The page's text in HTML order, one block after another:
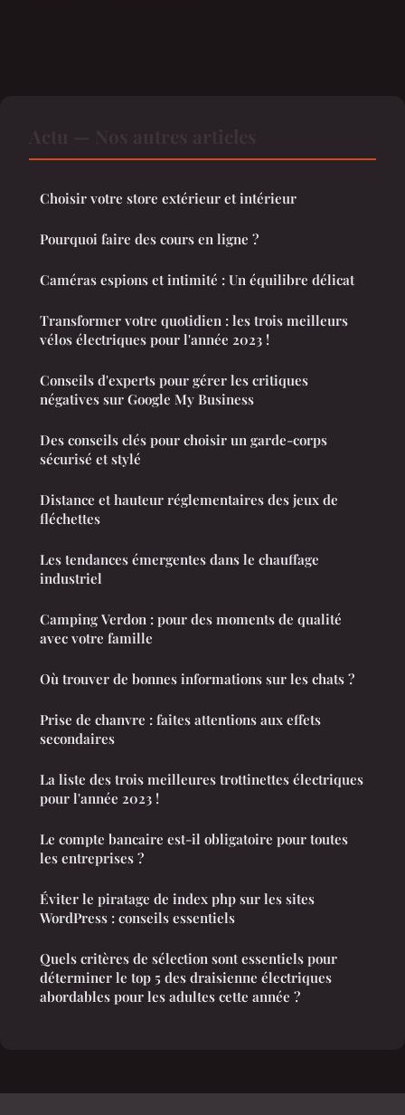
Choisir votre store extérieur et intérieur
Pourquoi faire des cours en ligne ?
Caméras espions et intimité : Un équilibre délicat
Transformer votre quotidien : les trois meilleurs
vélos électriques pour l'année 2023 !
Conseils d'experts pour gérer les critiques
négatives sur Google My Business
Des conseils clés pour choisir un garde-corps
sécurisé et stylé
Distance et hauteur réglementaires des jeux de
fléchettes
Les tendances émergentes dans le chauffage
industriel
Camping Verdon : pour des moments de qualité
avec votre famille
Où trouver de bonnes informations sur les chats ?
Prise de chanvre : faites attentions aux effets
secondaires
La liste des trois meilleures trottinettes électriques
pour l'année 2023 !
Le compte bancaire est-il obligatoire pour toutes
les entreprises ?
Éviter le piratage de index php sur les sites
WordPress : conseils essentiels
Quels critères de sélection sont essentiels pour
déterminer le top 5 des draisienne électriques
abordables pour les adultes cette année ?